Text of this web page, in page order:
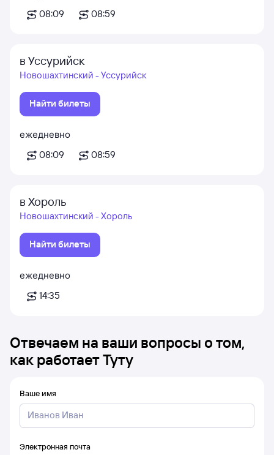
08:09
08:59
в Уссурийск
Новошахтинский - Уссурийск
Найти билеты
ежедневно
08:09
08:59
в Хороль
Новошахтинский - Хороль
Найти билеты
ежедневно
14:35
Отвечаем на ваши вопросы о том,
как работает Туту
Ваше имя
Электронная почта